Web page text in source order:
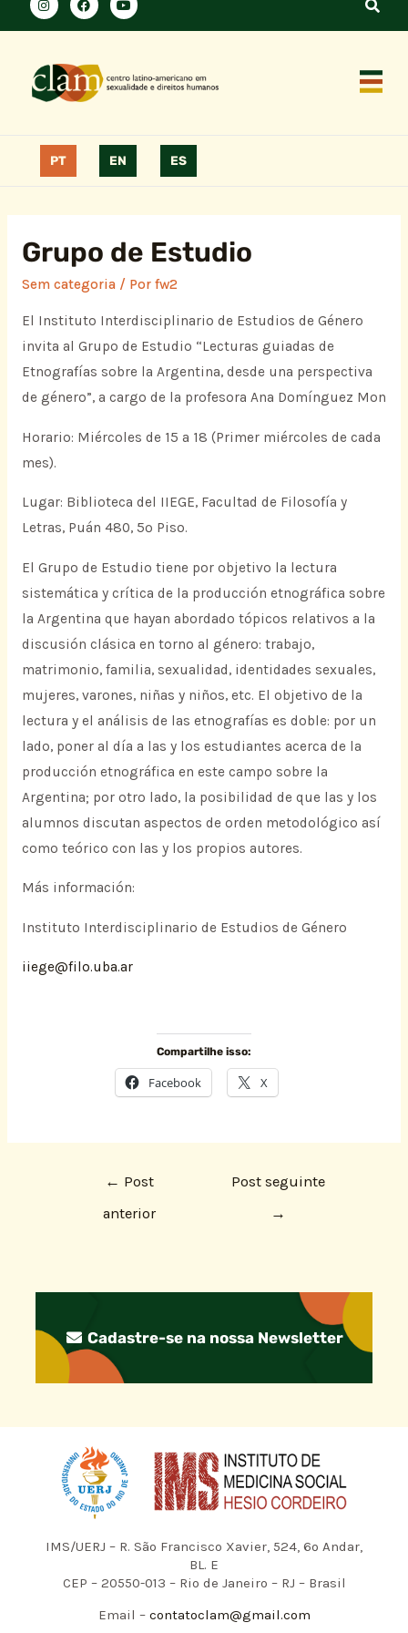
PT EN ES
Grupo de Estudio
Sem categoria/ Por fw2
El Instituto Interdisciplinario de Estudios de Género
invita al Grupo de Estudio “Lecturas guiadas de
Etnografías sobre la Argentina, desde una perspectiva
de género”, a cargo de la profesora Ana Domínguez Mon
Horario: Miércoles de 15 a 18 (Primer miércoles de cada
mes).
Lugar: Biblioteca del IIEGE, Facultad de Filosofía y
Letras, Puán 480, 5º Piso.
El Grupo de Estudio tiene por objetivo la lectura
sistemática y crítica de la producción etnográfica sobre
la Argentina que hayan abordado tópicos relativos a la
discusión clásica en torno al género: trabajo,
matrimonio, familia, sexualidad, identidades sexuales,
mujeres, varones, niñas y niños, etc. El objetivo de la
lectura y el análisis de las etnografías es doble: por un
lado, poner al día a las y los estudiantes acerca de la
producción etnográfica en este campo sobre la
Argentina; por otro lado, la posibilidad de que las y los
alumnos discutan aspectos de orden metodológico así
como teórico con las y los propios autores.
Más información:
Instituto Interdisciplinario de Estudios de Género
iiege@filo.uba.ar
Compartilhe isso:
Facebook X
← Post
anterior
Post seguinte
→
Cadastre-se na nossa Newsletter
IMS/UERJ – R. São Francisco Xavier, 524, 6º Andar,
BL. E
CEP – 20550-013 – Rio de Janeiro – RJ – Brasil
Email –contatoclam@gmail.com